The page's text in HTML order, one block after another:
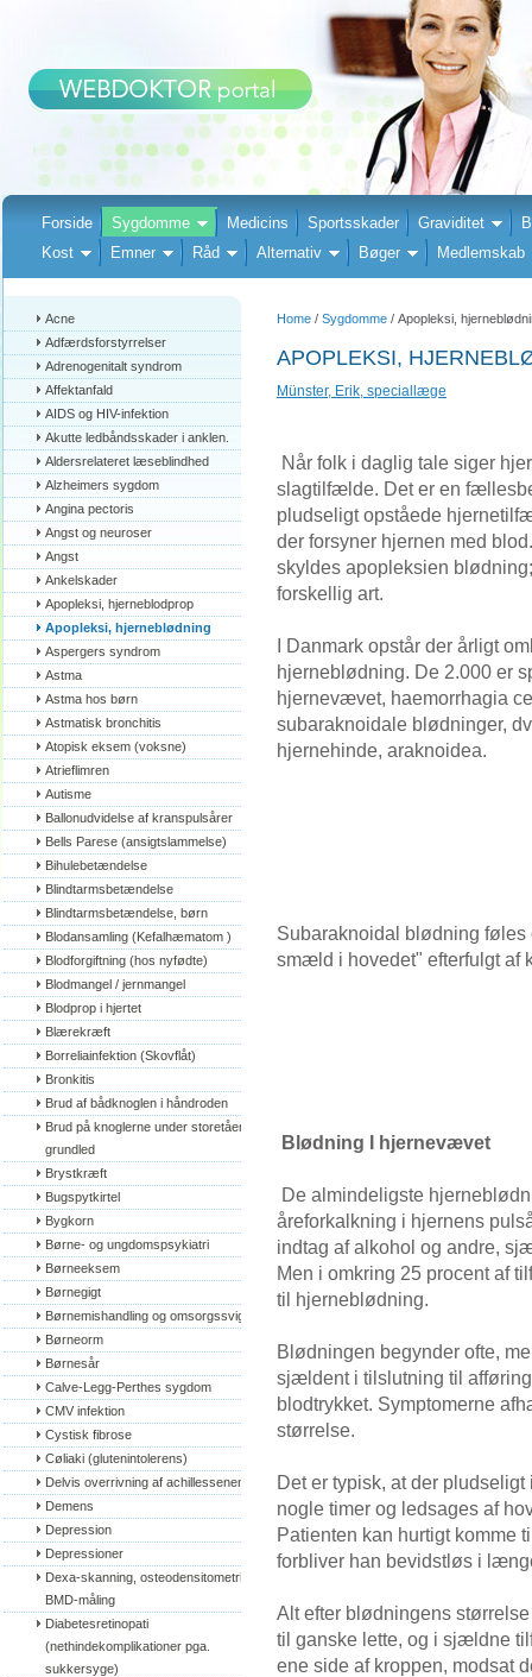
Forside Sygdomme Medicins Sportsskader Graviditet
Kost
Emner Råd Alternativ Bøger Medlemskab
Acne
Adfærdsforstyrrelser
Adrenogenitalt syndrom
Affektanfald
AIDS og HIV-infektion
Akutte ledbåndsskader i anklen.
Aldersrelateret læseblindhed
Alzheimers sygdom
Angina pectoris
Angst og neuroser
Angst
Ankelskader
Apopleksi, hjerneblodprop
Apopleksi, hjerneblødning
Aspergers syndrom
Astma
Astma hos børn
Astmatisk bronchitis
Atopisk eksem (voksne)
Atrieflimren
Autisme
Ballonudvidelse af kranspulsårer
Bells Parese (ansigtslammelse)
Bihulebetændelse
Blindtarmsbetændelse
Blindtarmsbetændelse, børn
Blodansamling (Kefalhæmatom )
Blodforgiftning (hos nyfødte)
Blodmangel / jernmangel
Blodprop i hjertet
Blærekræft
Borreliainfektion (Skovflåt)
Bronkitis
Brud af bådknoglen i håndroden
Brud på knoglerne under storetåens
grundled
Brystkræft
Bugspytkirtel
Bygkorn
Børne- og ungdomspsykiatri
Børneeksem
Børnegigt
Børnemishandling og omsorgssvigt
Børneorm
Børnesår
Calve-Legg-Perthes sygdom
CMV infektion
Cystisk fibrose
Cøliaki (glutenintolerens)
Delvis overrivning af achillessenen
Demens
Depression
Depressioner
Dexa-skanning, osteodensitometri,
BMD-måling
Diabetesretinopati
(nethindekomplikationer pga.
sukkersyge)
Home / Sygdomme / Apopleksi,
APOPLEKSI,
Münster, Erik, speciallæge
Når folk i daglig tale siger
slagtilfælde. Det er en
pludseligt opståede
der forsyner hjernen med
skyldes apopleksien
forskellig art.
I Danmark opstår der årligt
hjerneblødning. De 2.000 er
hjernevævet, haemorrhagia
subaraknoidale blødninger,
hjernehinde, araknoidea.
Subaraknoidal blødning føles
smæld i hovedet" efterfulgt af
Blødning I hjernevævet
De almindeligste
åreforkalkning i hjernens
indtag af alkohol og andre,
Men i omkring 25 procent af
til hjerneblødning.
Blødningen begynder ofte,
sjældent i tilslutning til
blodtrykket. Symptomerne
størrelse.
Det er typisk, at der
nogle timer og ledsages af
Patienten kan hurtigt komme
forbliver han bevidstløs i
Alt efter blødningens
til ganske lette, og i sjældne
ene side af kroppen, modsat